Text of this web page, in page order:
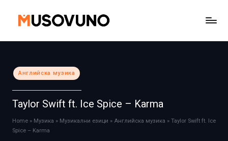
Posted
in
Английска музика
Taylor Swift ft. Ice Spice – Karma
Home » Музика » Музикални езици » Английска музика » Taylor Swift ft. Ice
Spice – Karma